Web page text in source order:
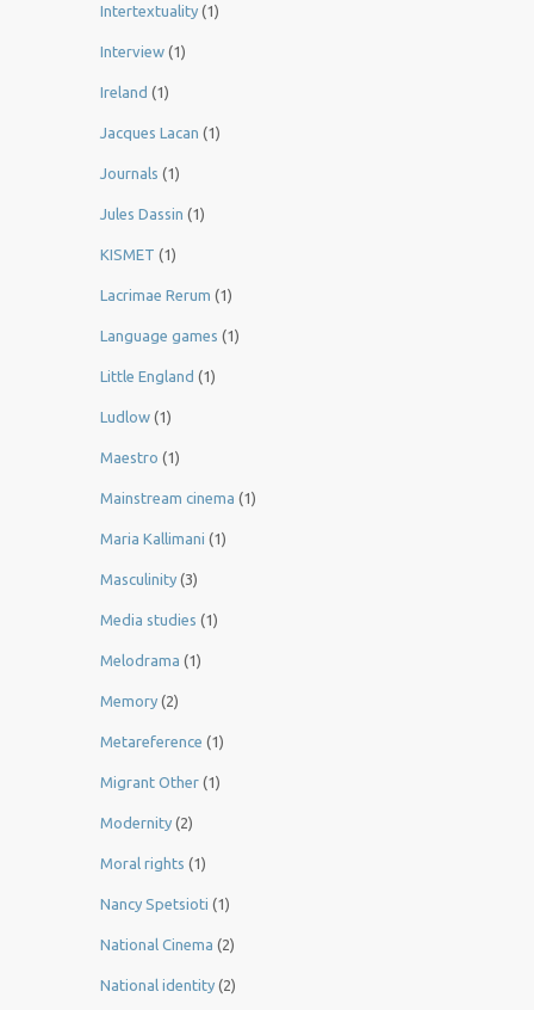
Intertextuality (1)
Interview (1)
Ireland (1)
Jacques Lacan (1)
Journals (1)
Jules Dassin (1)
KISMET (1)
Lacrimae Rerum (1)
Language games (1)
Little England (1)
Ludlow (1)
Maestro (1)
Mainstream cinema (1)
Maria Kallimani (1)
Masculinity (3)
Media studies (1)
Melodrama (1)
Memory (2)
Metareference (1)
Migrant Other (1)
Modernity (2)
Moral rights (1)
Nancy Spetsioti (1)
National Cinema (2)
National identity (2)